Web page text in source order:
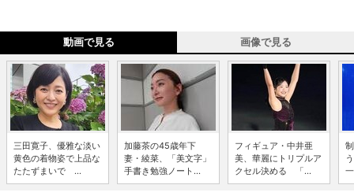
動画で見る 画像で見る
三田寛子、優雅な淡い
黄色の着物姿で上品な
たたずまいで ...
加藤茶の45歳年下
妻・綾菜、「美文字」
手書き勉強ノート...
フィギュア・中井亜
美、華麗にトリプルア
クセル決める 「...